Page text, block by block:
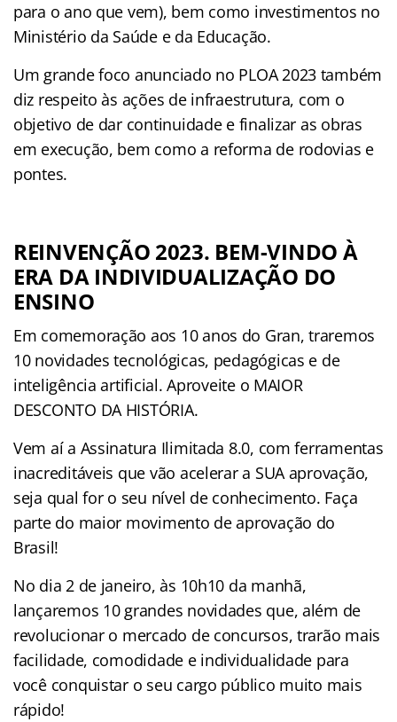
para o ano que vem), bem como investimentos no
Ministério da Saúde e da Educação.
Um grande foco anunciado no PLOA 2023 também
diz respeito às ações de infraestrutura, com o
objetivo de dar continuidade e finalizar as obras
em execução, bem como a reforma de rodovias e
pontes.
REINVENÇÃO 2023. BEM-VINDO À
ERA DA INDIVIDUALIZAÇÃO DO
ENSINO
Em comemoração aos 10 anos do Gran, traremos
10 novidades tecnológicas, pedagógicas e de
inteligência artificial. Aproveite o MAIOR
DESCONTO DA HISTÓRIA.
Vem aí a Assinatura Ilimitada 8.0, com ferramentas
inacreditáveis que vão acelerar a SUA aprovação,
seja qual for o seu nível de conhecimento. Faça
parte do maior movimento de aprovação do
Brasil!
No dia 2 de janeiro, às 10h10 da manhã,
lançaremos 10 grandes novidades que, além de
revolucionar o mercado de concursos, trarão mais
facilidade, comodidade e individualidade para
você conquistar o seu cargo público muito mais
rápido!